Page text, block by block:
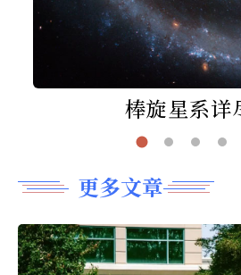
棒旋星系详
更多文章